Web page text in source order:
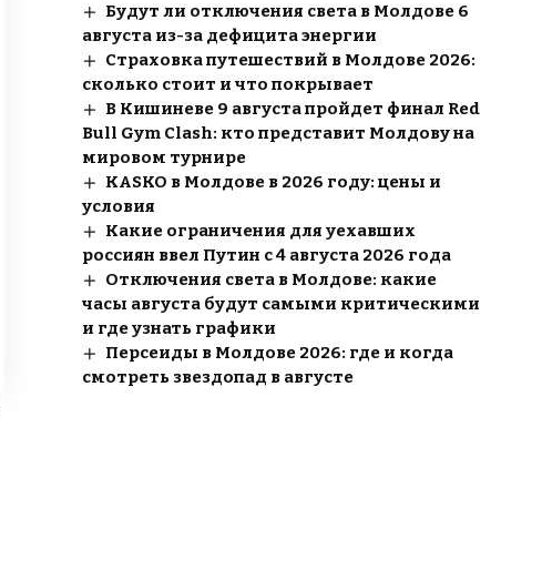
Будут ли отключения света в Молдове 6
августа из-за дефицита энергии
Страховка путешествий в Молдове 2026:
сколько стоит и что покрывает
В Кишиневе 9 августа пройдет финал Red
Bull Gym Clash: кто представит Молдову на
мировом турнире
KASKO в Молдове в 2026 году: цены и
условия
Какие ограничения для уехавших
россиян ввел Путин с 4 августа 2026 года
Отключения света в Молдове: какие
часы августа будут самыми критическими
и где узнать графики
Персеиды в Молдове 2026: где и когда
смотреть звездопад в августе